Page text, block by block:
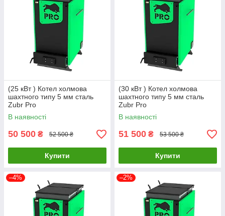
(25 кВт ) Котел холмова
шахтного типу 5 мм сталь
Zubr Pro
В наявності
50 500 ₴ 52 500 ₴
Купити
(30 кВт ) Котел холмова
шахтного типу 5 мм сталь
Zubr Pro
В наявності
51 500 ₴ 53 500 ₴
Купити
–4% –2%